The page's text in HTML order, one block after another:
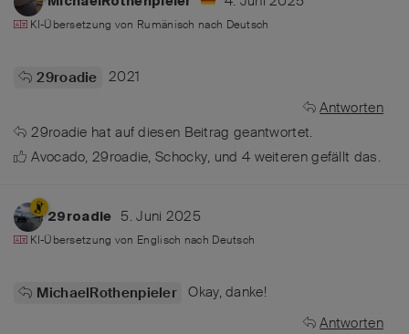
KI-Übersetzung von Rumänisch nach Deutsch
29roadie
2021
Antworten
29roadie hat auf diesen Beitrag geantwortet.
Avocado,29roadie,Schocky, und 4 weiterengefällt das.
29roadie 5. Juni 2025
KI-Übersetzung von Englisch nach Deutsch
MichaelRothenpieler Okay, danke!
Antworten